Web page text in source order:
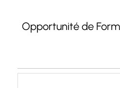
Opportunité de